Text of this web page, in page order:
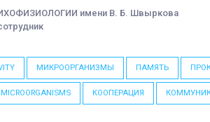
имени В. Б. Швыркова
МИКРООРГАНИЗМЫ ПАМЯТЬ
MICROORGANISMS КООПЕРАЦИЯ